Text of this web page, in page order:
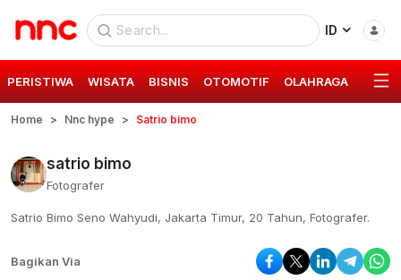
ID
PERISTIWA WISATA BISNIS OTOMOTIF OLAHRAGA GAYA
Home Nnc hype Satrio bimo
satrio bimo
Fotografer
Satrio Bimo Seno Wahyudi, Jakarta Timur, 20 Tahun, Fotografer.
Bagikan Via